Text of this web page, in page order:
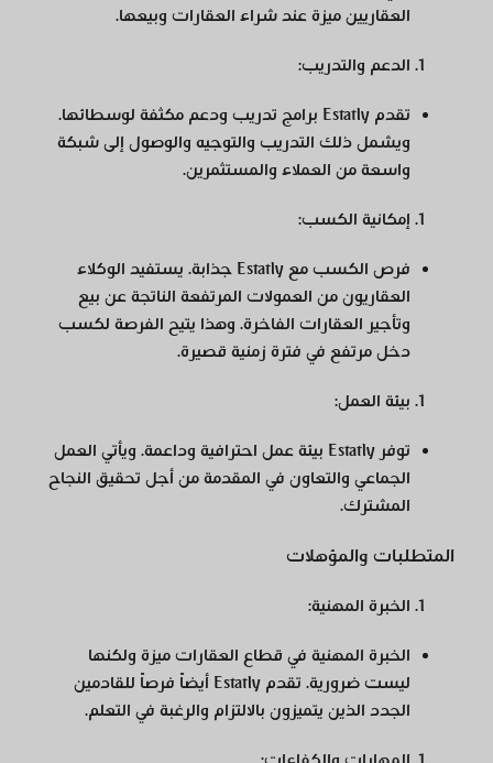
العقاريين ميزة عند شراء العقارات وبيعها.
الدعم والتدريب:
تقدم Estatly برامج تدريب ودعم مكثفة لوسطائها.
ويشمل ذلك التدريب والتوجيه والوصول إلى شبكة
واسعة من العملاء والمستثمرين.
إمكانية الكسب:
فرص الكسب مع Estatly جذابة. يستفيد الوكلاء
العقاريون من العمولات المرتفعة الناتجة عن بيع
وتأجير العقارات الفاخرة. وهذا يتيح الفرصة لكسب
دخل مرتفع في فترة زمنية قصيرة.
بيئة العمل:
توفر Estatly بيئة عمل احترافية وداعمة. ويأتي العمل
الجماعي والتعاون في المقدمة من أجل تحقيق النجاح
المشترك.
المتطلبات والمؤهلات
الخبرة المهنية:
الخبرة المهنية في قطاع العقارات ميزة ولكنها
ليست ضرورية. تقدم Estatly أيضاً فرصاً للقادمين
الجدد الذين يتميزون بالالتزام والرغبة في التعلم.